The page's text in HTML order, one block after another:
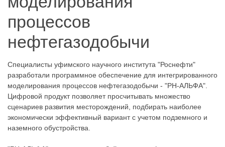
процессов
нефтегазодобычи
Специалисты уфимского научного института "Роснефти"
разработали программное обеспечение для интегрированного
моделирования процессов нефтегазодобычи - "РН-АЛЬФА".
Цифровой продукт позволяет просчитывать множество
сценариев развития месторождений, подбирать наиболее
экономически эффективный вариант с учетом подземного и
наземного обустройства.